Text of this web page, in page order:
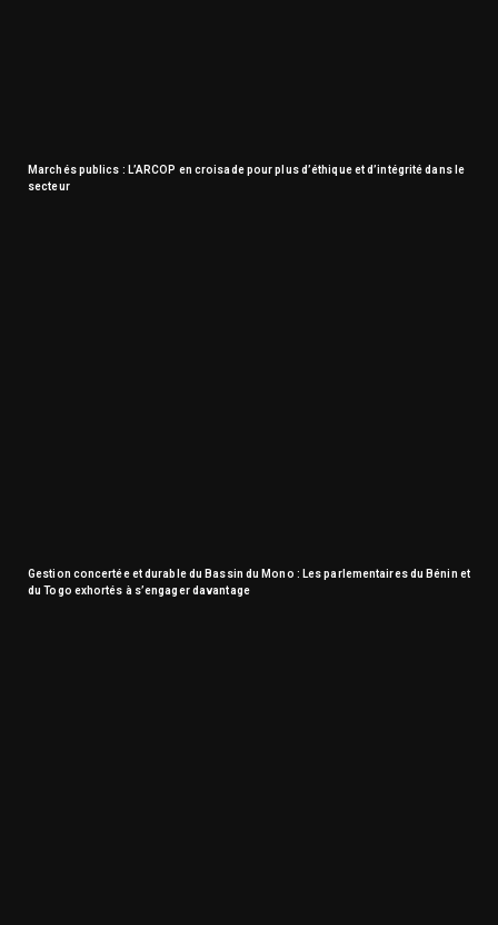
Marchés publics : L’ARCOP en croisade pour plus d’éthique et d’intégrité dans le
secteur
Gestion concertée et durable du Bassin du Mono : Les parlementaires du Bénin et
du Togo exhortés à s’engager davantage